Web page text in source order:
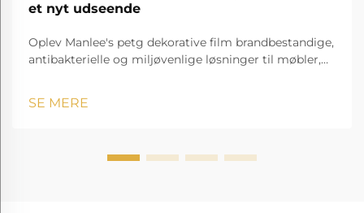
et nyt udseende
Oplev Manlee's petg dekorative film brandbestandige,
antibakterielle og miljøvenlige løsninger til møbler,
SE MERE